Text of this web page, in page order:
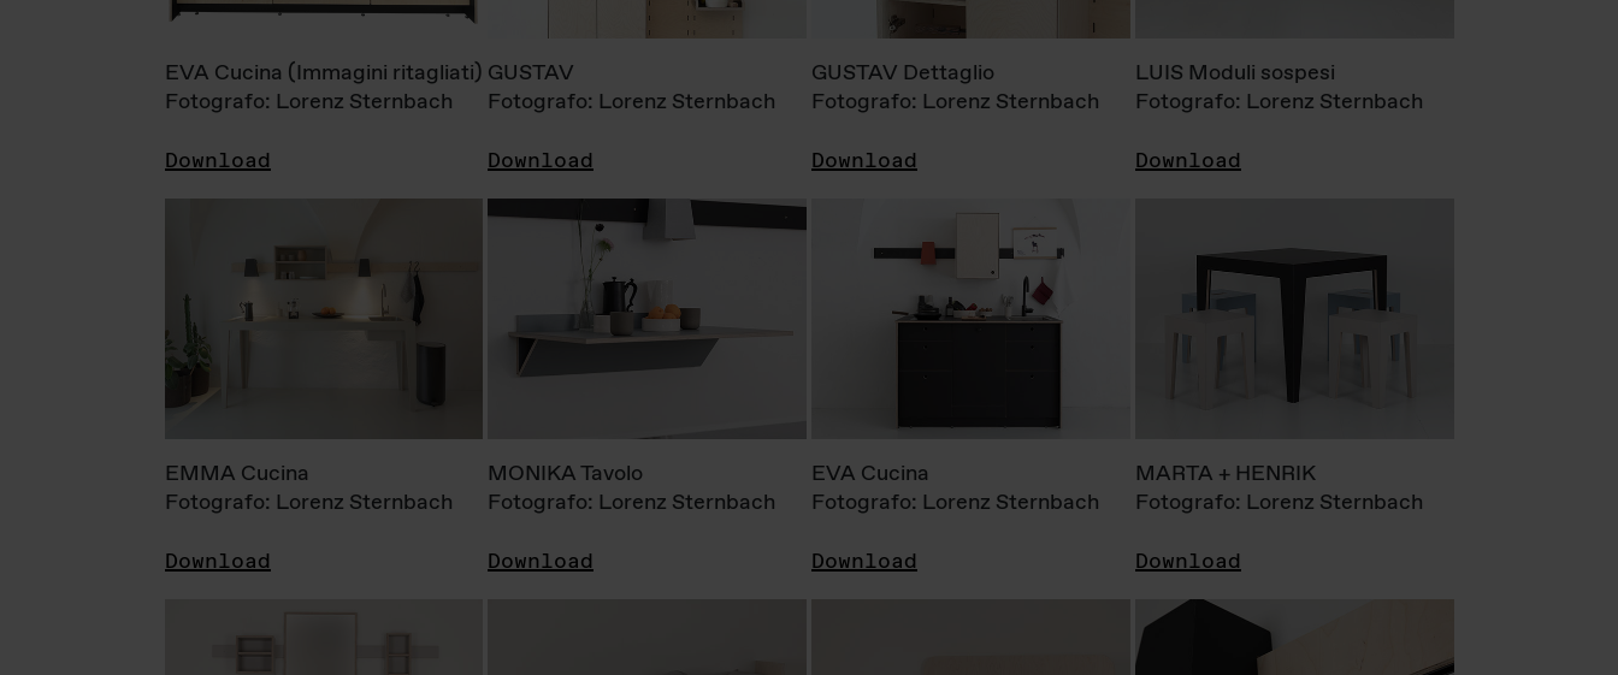
EVA Cucina (Immagini ritagliati)
Fotografo: Lorenz Sternbach
Download
GUSTAV
Fotografo: Lorenz Sternbach
Download
GUSTAV Dettaglio
Fotografo: Lorenz Sternbach
Download
LUIS Moduli sospesi
Fotografo: Lorenz Sternbach
Download
EMMA Cucina
Fotografo: Lorenz Sternbach
Download
MONIKA Tavolo
Fotografo: Lorenz Sternbach
Download
EVA Cucina
Fotografo: Lorenz Sternbach
Download
MARTA + HENRIK
Fotografo: Lorenz Sternbach
Download